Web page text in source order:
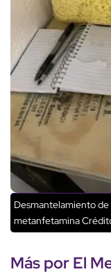
Desmantelamiento
metanfetamina
Más por El